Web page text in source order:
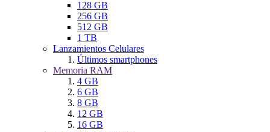
128 GB
256 GB
512 GB
1 TB
Lanzamientos Celulares
Últimos smartphones
Memoria RAM
4 GB
6 GB
8 GB
12 GB
16 GB